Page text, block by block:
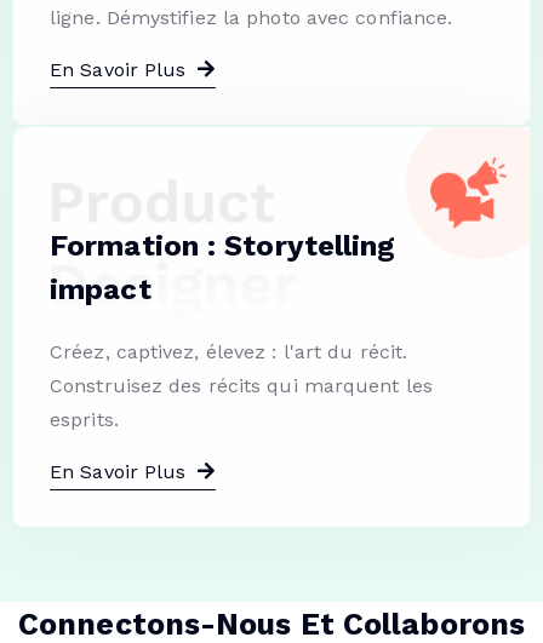
ligne. Démystifiez la photo avec confiance.
En Savoir Plus
Formation : Storytelling
impact
Créez, captivez, élevez : l'art du récit.
Construisez des récits qui marquent les
esprits.
En Savoir Plus
Connectons-Nous Et Collaborons